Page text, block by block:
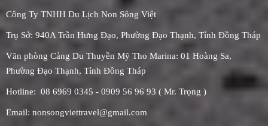
Công Ty TNHH Du Lịch Non Sông Việt
Trụ Sở: 940A Trần Hưng Đạo, Phường Đạo Thạnh, Tỉnh Đồng Tháp
Văn phòng Cảng Du Thuyền Mỹ Tho Marina: 01 Hoàng Sa,
Phường Đạo Thạnh, Tỉnh Đồng Tháp
Hotline: 08 6969 0345 - 0909 56 96 93 ( Mr. Trọng )
Email: nonsongviettravel@gmail.com